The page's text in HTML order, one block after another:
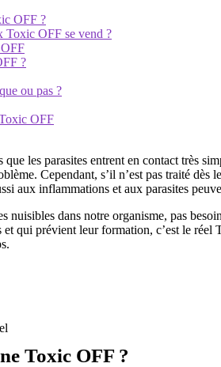
OFF ?
Toxic OFF se vend ?
?
ou pas ?
OFF
que les parasites entrent en contact très
Cependant, s’il n’est pas traité
aux inflammations et aux parasites
nuisibles dans notre organisme, pas
et qui prévient leur formation, c’est le
Toxic OFF ?